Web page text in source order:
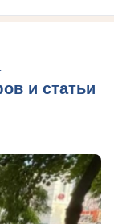
и статьи